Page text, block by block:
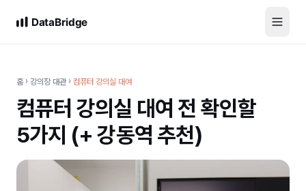
홈› 강의장 대관› 컴퓨터 강의실 대여
컴퓨터 강의실 대여 전 확인할
5가지 (+ 강동역 추천)